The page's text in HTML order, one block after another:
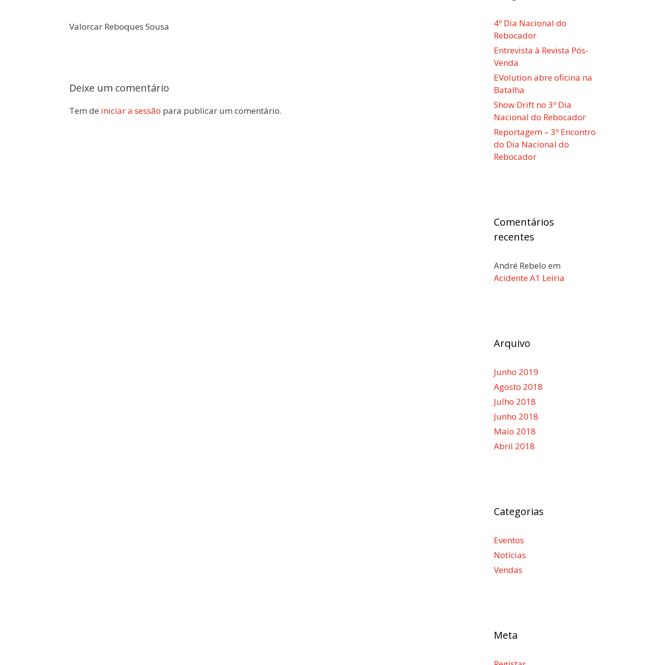
Valorcar Reboques Sousa
Deixe um comentário
Tem de iniciar a sessão para publicar um comentário.
4º Dia Nacional do
Rebocador
Entrevista à Revista Pós-
Venda
EVolution abre oficina na
Batalha
Show Drift no 3º Dia
Nacional do Rebocador
Reportagem – 3º Encontro
do Dia Nacional do
Rebocador
Comentários
recentes
André Rebelo em
Acidente A1 Leiria
Arquivo
Junho 2019
Agosto 2018
Julho 2018
Junho 2018
Maio 2018
Abril 2018
Categorias
Eventos
Notícias
Vendas
Meta